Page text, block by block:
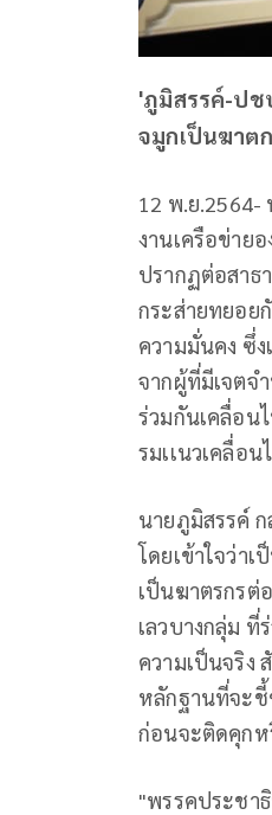
'ภูมิสรรค์-ปช
จมูกเป็นฆาต
12 พ.ย.2564-
งานเครือข่าย
ปรากฏต่อสาธ
กระส่ายทยอย
ความมั่นคง ซึ่ง
จากผู้ที่มีเจตจ
ร่วมกันเคลื่อน
รมเเนวเคลื่อ
นายภูมิสรรค์
โดยเข้าใจว่า
เป็นฆาตรกรต่
เลวบางกลุ่ม
ความเป็นจริง
หลักฐานที่จะชี้
ก่อนจะติดคุกห
"พรรคประชา